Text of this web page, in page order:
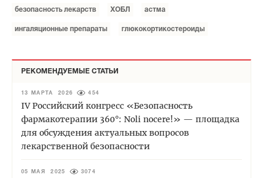
безопасность лекарств ХОБЛ астма
ингаляционные препараты глюкокортикостероиды
РЕКОМЕНДУЕМЫЕ СТАТЬИ
13 МАРТА 2026 454
IV Российский конгресс «Безопасность
фармакотерапии 360°: Noli nocere!» — площадка
для обсуждения актуальных вопросов
лекарственной безопасности
05 МАЯ 2025 3074